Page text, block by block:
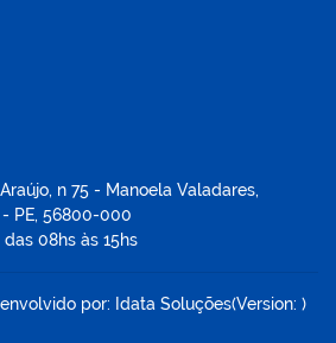
n 75 - Manoela Valadares,
PE, 56800-000
08hs às 15hs
por: Idata Soluções(Version: )